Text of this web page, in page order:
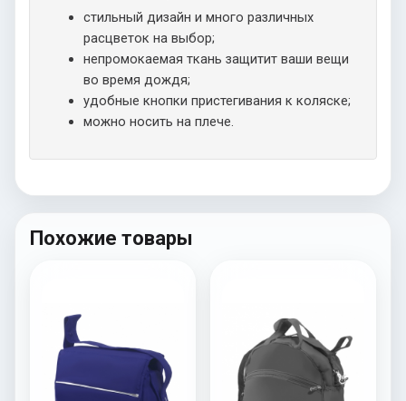
стильный дизайн и много различных
расцветок на выбор;
непромокаемая ткань защитит ваши вещи
во время дождя;
удобные кнопки пристегивания к коляске;
можно носить на плече.
Похожие товары